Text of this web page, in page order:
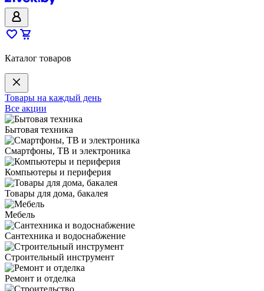
Каталог товаров
Товары на каждый день
Все акции
Бытовая техника
Смартфоны, ТВ и электроника
Компьютеры и периферия
Товары для дома, бакалея
Мебель
Сантехника и водоснабжение
Строительный инструмент
Ремонт и отделка